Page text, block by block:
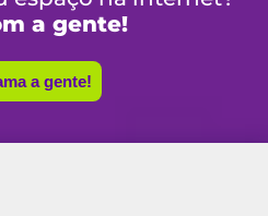
a gente!
a gente!